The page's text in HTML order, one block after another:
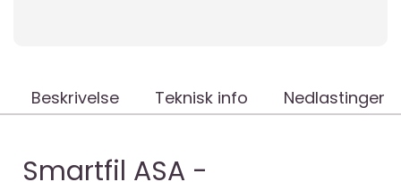
Beskrivelse Teknisk info Nedlastinger
Smartfil ASA -